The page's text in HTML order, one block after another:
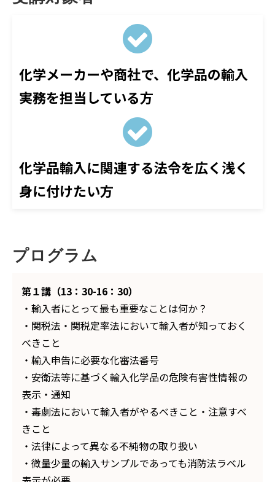
化学メーカーや商社で、化学品の輸入
実務を担当している方
化学品輸入に関連する法令を広く浅く
身に付けたい方
プログラム
第１講（13：30-16：30）
・輸入者にとって最も重要なことは何か？
・関税法・関税定率法において輸入者が知っておく
べきこと
・輸入申告に必要な化審法番号
・安衛法等に基づく輸入化学品の危険有害性情報の
表示・通知
・毒劇法において輸入者がやるべきこと・注意すべ
きこと
・法律によって異なる不純物の取り扱い
・微量少量の輸入サンプルであっても消防法ラベル